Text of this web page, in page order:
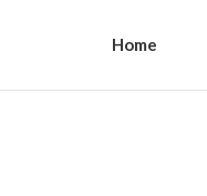
Home